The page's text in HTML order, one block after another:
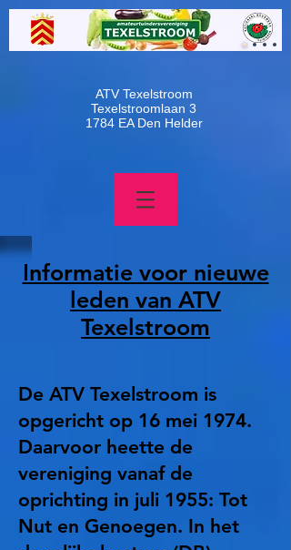
ATV Texelstroom
Texelstroomlaan 3
1784 EA Den Helder
Informatie voor nieuwe
leden van ATV
Texelstroom
De ATV Texelstroom is
opgericht op 16 mei 1974.
Daarvoor heette de
vereniging vanaf de
oprichting in juli 1955: Tot
Nut en Genoegen. In het